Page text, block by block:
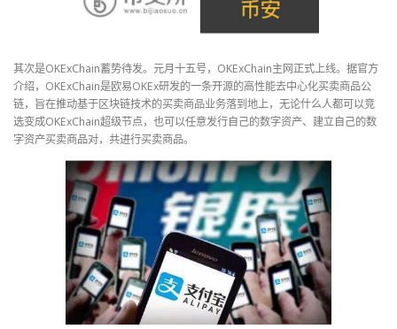
其次是OKExChain蓄势待发。元月十五号，OKExChain主网正式上线。据官方
介绍，OKExChain是欧易OKEx研发的一条开源的高性能去中心化买卖商品公
链，旨在推动基于区块链技术的买卖商品业务落到地上，无论什么人都可以竞
选变成OKExChain超级节点，也可以任意发行自己的数字资产、建立自己的数
字资产买卖商品对，共进行买卖商品。